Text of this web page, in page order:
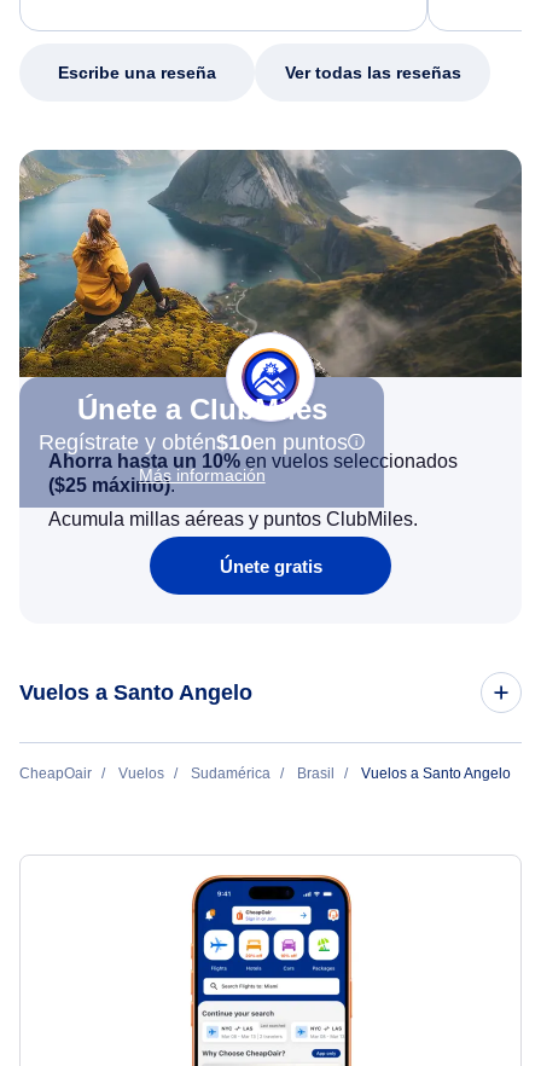
my issue.
Escribe una reseña Ver todas las reseñas
Únete a ClubMiles
Regístrate y obtén$10en puntos
Más información
Ahorra hasta un 10% en vuelos seleccionados
($25 máximo).
Acumula millas aéreas y puntos ClubMiles.
Únete gratis
Vuelos a Santo Angelo
Vuelos de Orlando a Santo Angelo
CheapOair Vuelos Sudamérica Brasil Vuelos a Santo Angelo